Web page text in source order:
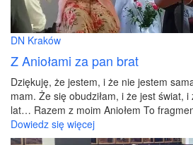
DN Kraków
Z Aniołami za pan brat
Dziękuję, że jestem, i że nie jestem
mam. Że się obudziłam, i że jest świat,
lat… Razem z moim Aniołem To
Dowiedz się więcej